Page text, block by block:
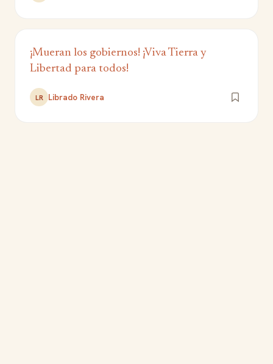
¡Mueran los gobiernos! ¡Viva Tierra y
Libertad para todos!
LR Librado Rivera